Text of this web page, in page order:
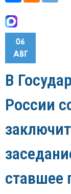
06
АВГ
В
России
ставшее